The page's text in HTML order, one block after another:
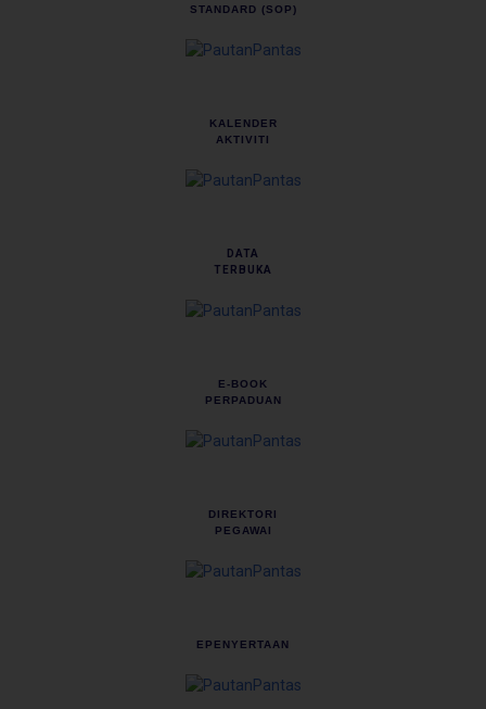
STANDARD (SOP)
KALENDER
AKTIVITI
DATA
TERBUKA
E-BOOK
PERPADUAN
DIREKTORI
PEGAWAI
EPENYERTAAN